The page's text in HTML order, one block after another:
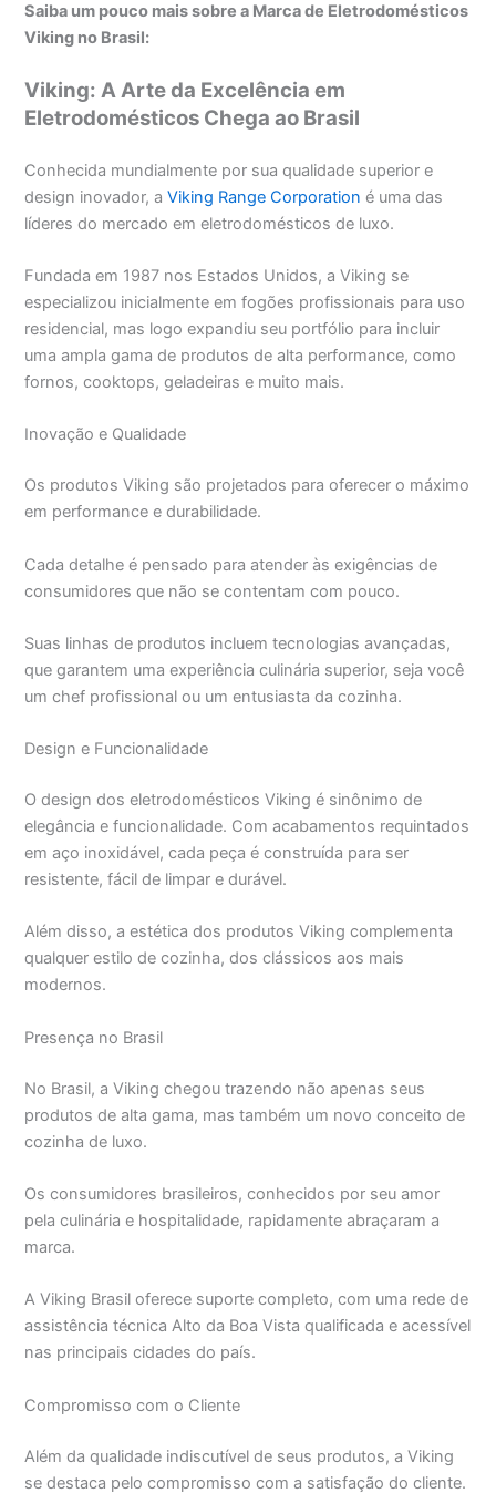
Saiba um pouco mais sobre a Marca de Eletrodomésticos
Viking no Brasil:
Viking: A Arte da Excelência em
Eletrodomésticos Chega ao Brasil
Conhecida mundialmente por sua qualidade superior e
design inovador, aViking Range Corporation é uma das
líderes do mercado em eletrodomésticos de luxo.
Fundada em 1987 nos Estados Unidos, a Viking se
especializou inicialmente em fogões profissionais para uso
residencial, mas logo expandiu seu portfólio para incluir
uma ampla gama de produtos de alta performance, como
fornos, cooktops, geladeiras e muito mais.
Inovação e Qualidade
Os produtos Viking são projetados para oferecer o máximo
em performance e durabilidade.
Cada detalhe é pensado para atender às exigências de
consumidores que não se contentam com pouco.
Suas linhas de produtos incluem tecnologias avançadas,
que garantem uma experiência culinária superior, seja você
um chef profissional ou um entusiasta da cozinha.
Design e Funcionalidade
O design dos eletrodomésticos Viking é sinônimo de
elegância e funcionalidade. Com acabamentos requintados
em aço inoxidável, cada peça é construída para ser
resistente, fácil de limpar e durável.
Além disso, a estética dos produtos Viking complementa
qualquer estilo de cozinha, dos clássicos aos mais
modernos.
Presença no Brasil
No Brasil, a Viking chegou trazendo não apenas seus
produtos de alta gama, mas também um novo conceito de
cozinha de luxo.
Os consumidores brasileiros, conhecidos por seu amor
pela culinária e hospitalidade, rapidamente abraçaram a
marca.
A Viking Brasil oferece suporte completo, com uma rede de
assistência técnica Alto da Boa Vista qualificada e acessível
nas principais cidades do país.
Compromisso com o Cliente
Além da qualidade indiscutível de seus produtos, a Viking
se destaca pelo compromisso com a satisfação do cliente.